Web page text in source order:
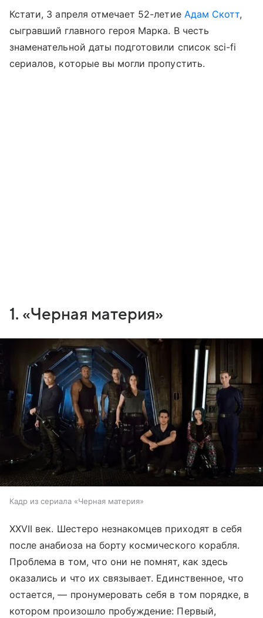
Кстати, 3 апреля отмечает 52-летие Адам Скотт,
сыгравший главного героя Марка. В честь
знаменательной даты подготовили список sci-fi
сериалов, которые вы могли пропустить.
1. «Черная материя»
Кадр из сериала «Черная материя»
XXVII век. Шестеро незнакомцев приходят в себя
после анабиоза на борту космического корабля.
Проблема в том, что они не помнят, как здесь
оказались и что их связывает. Единственное, что
остается, — пронумеровать себя в том порядке, в
котором произошло пробуждение: Первый,